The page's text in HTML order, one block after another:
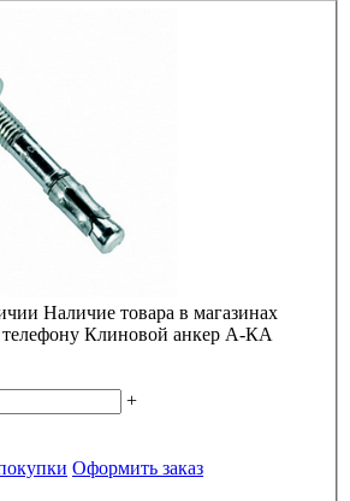
Наличие товара в магазинах
Клиновой анкер А-КА
+
Оформить заказ